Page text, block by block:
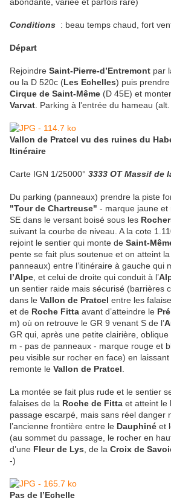
Conditions : beau temps chaud, fort
Départ
Rejoindre Saint-Pierre-d’Entremont par
ou la D 520c (Les Echelles) puis
Cirque de Saint-Même (D 45E) et
Varvat . Parking à l’entrée du hameau
Vallon de Pratcel vu des ruines du
Itinéraire
Carte IGN 1/25000° 3333 OT Massif de
Du parking (panneaux) prendre la piste
"Tour de Chartreuse" - marque jaune et
SE dans le versant boisé sous les
suivant la courbe de niveau. A la cote
rejoint le sentier qui monte de Saint-
pente se fait plus soutenue et on atteint
panneaux) entre l’itinéraire à gauche qui
l’Alpe , et celui de droite qui conduit à l’
un sentier raide mais sécurisé (barrières
dans le Vallon de Pratcel entre les
et de Roche Fitta avant d’atteindre le
m) où on retrouve le GR 9 venant S de l’
GR qui, après une petite clairière,
m - pas de panneaux - marque rouge et
peu visible sur rocher en face) en
remonte le Vallon de Pratcel
La montée se fait plus rude et le sentier
falaises de la Roche de Fitta et atteint le
passage escarpé, mais sans réel danger
l’ancienne frontière entre le Dauphiné et
(au sommet du passage, le rocher en
d’une Fleur de Lys , de la Croix de
-)
Pas de l’Echelle